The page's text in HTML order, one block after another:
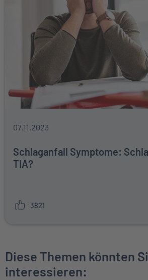
07.11.2023
Schlaganfall Symptome:
TIA?
3821
Diese Themen könnten
interessieren: